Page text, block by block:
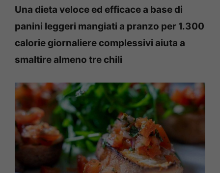
Una dieta veloce ed efficace a base di
panini leggeri mangiati a pranzo per 1.300
calorie giornaliere complessivi aiuta a
smaltire almeno tre chili